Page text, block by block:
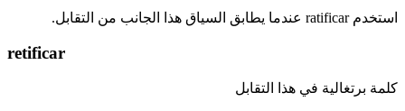
استخدم ratificar عندما يطابق السياق هذا الجانب من التقابل.
retificar
كلمة برتغالية في هذا التقابل